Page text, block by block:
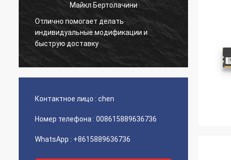
Майкл Бертолачини
Отлично помогает делать
индивидуальные модификации и
быструю доставку
Контактное лицо : chen
Номер телефона : 008615889636736
WhatsApp : +8615889636736